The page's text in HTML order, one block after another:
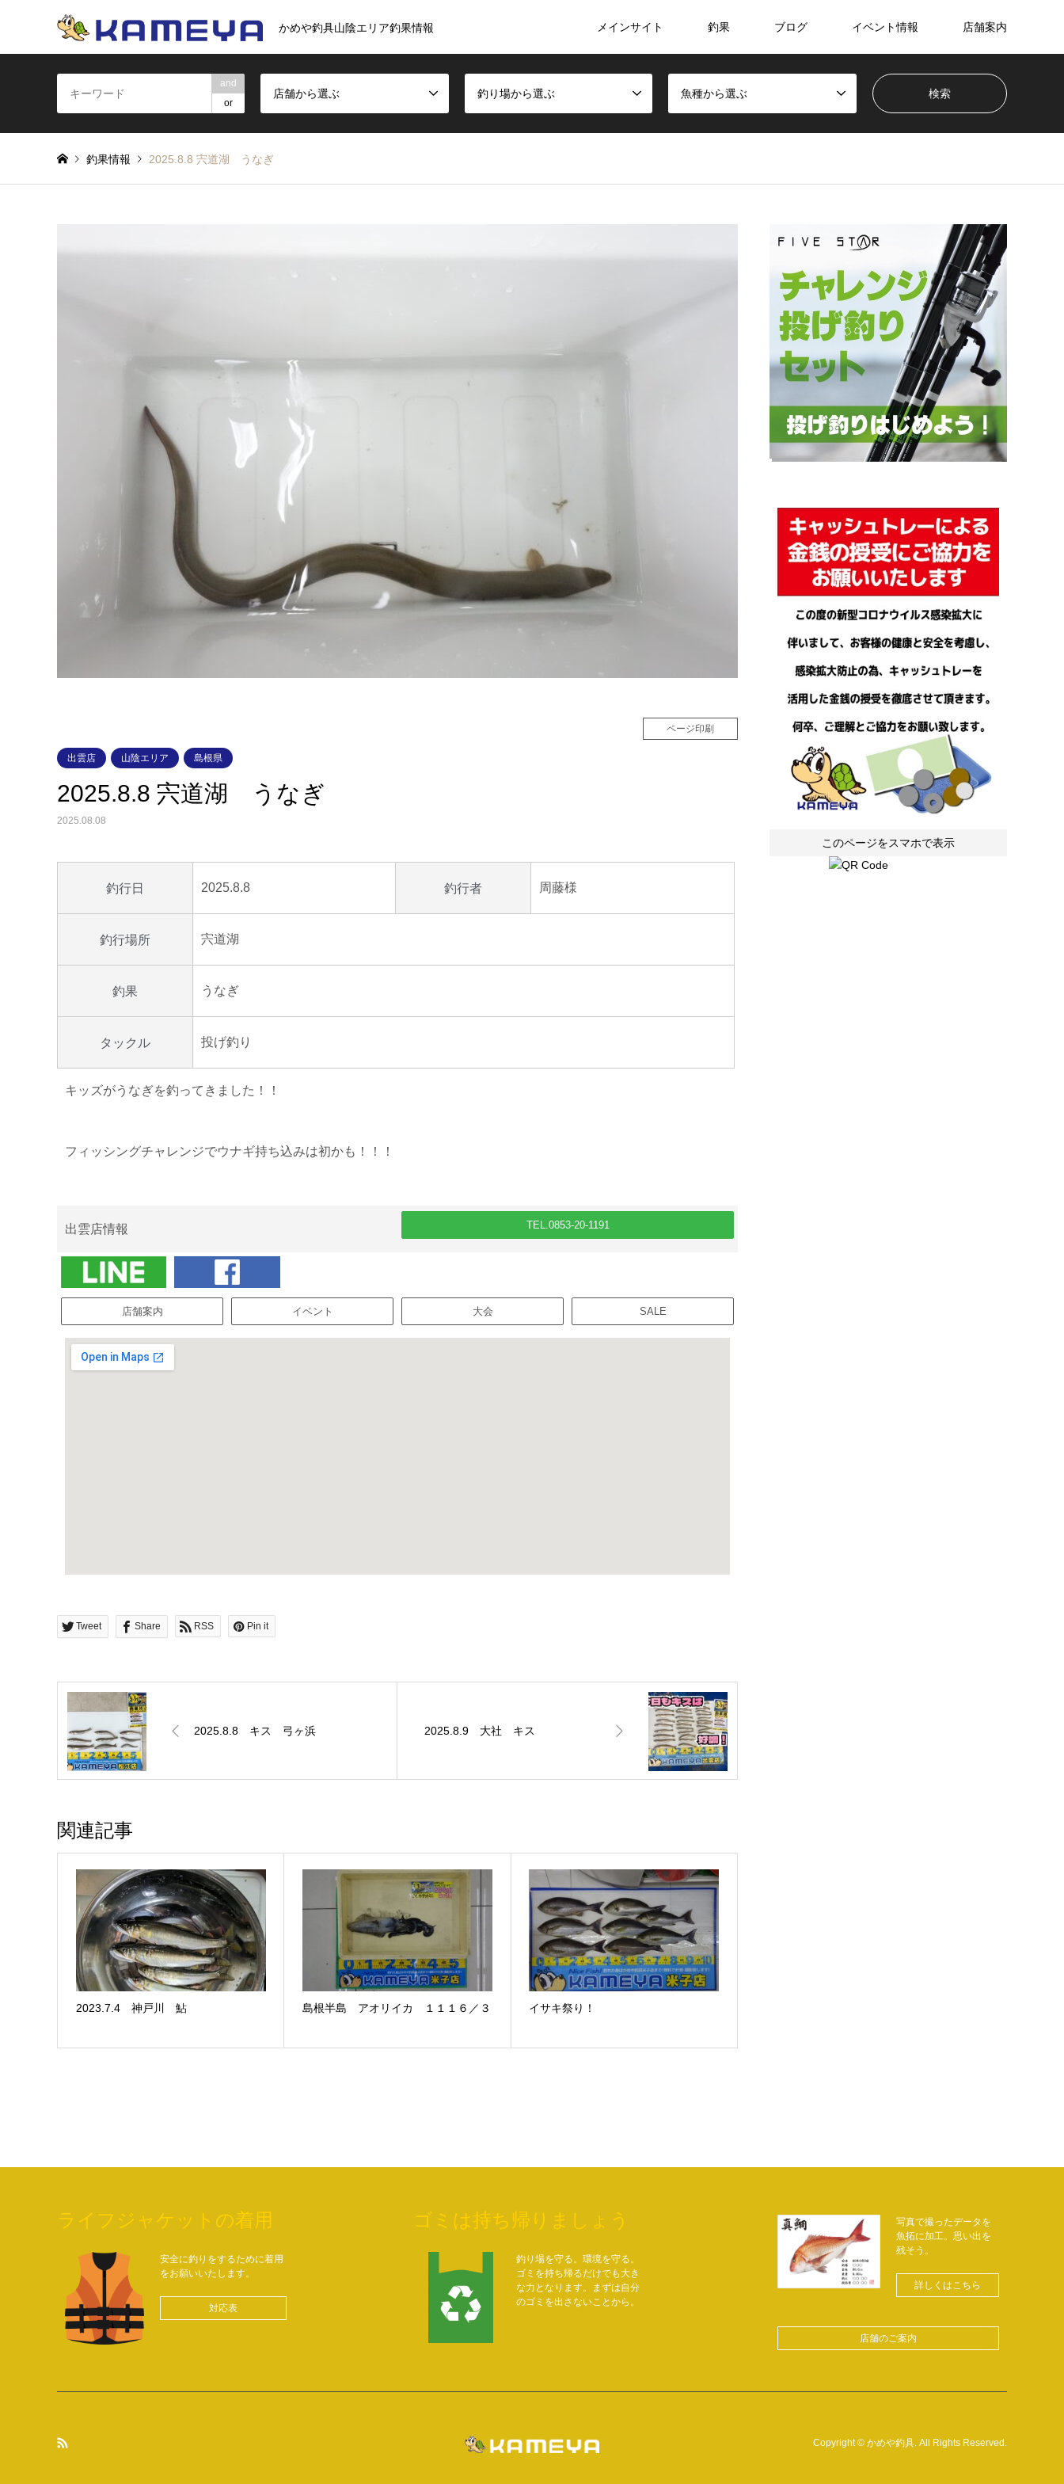
かめや釣具山陰エリア釣果情報 メインサイト 釣果 ブログ イベント情報 店舗案内
and
or
店舗から選ぶ 釣り場から選ぶ 魚種から選ぶ
釣果情報 2025.8.8 宍道湖 うなぎ
ページ印刷
出雲店 山陰エリア 島根県
2025.8.8 宍道湖 うなぎ
2025.08.08
釣行日 2025.8.8 釣行者 周藤様
釣行場所 宍道湖
釣果 うなぎ
タックル 投げ釣り
キッズがうなぎを釣ってきました！！
フィッシングチャレンジでウナギ持ち込みは初かも！！！
出雲店情報 TEL.0853-20-1191
店舗案内 イベント 大会 SALE
Tweet Share RSS Pin it
2025.8.8 キス 弓ヶ浜 2025.8.9 大社 キス
関連記事
2023.7.4 神戸川 鮎 島根半島 アオリイカ １１１６／３ イサキ祭り！
このページをスマホで表示
ライフジャケットの着用
安全に釣りをするために着用
をお願いいたします。
対応表
ゴミは持ち帰りましょう
釣り場を守る。環境を守る。
ゴミを持ち帰るだけでも大き
な力となります。まずは自分
のゴミを出さないことから。
写真で撮ったデータを
魚拓に加工。思い出を
残そう。
詳しくはこちら
店舗のご案内
Copyright© かめや釣具. All Rights Reserved.